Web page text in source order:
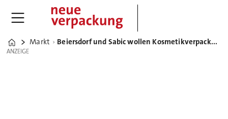
Home
Markt Beiersdorf und Sabic wollen Kosmetikverpackungen aus erneuerbaren Kunststoffen auf den Markt bringen
ANZEIGE
ANZEIGE